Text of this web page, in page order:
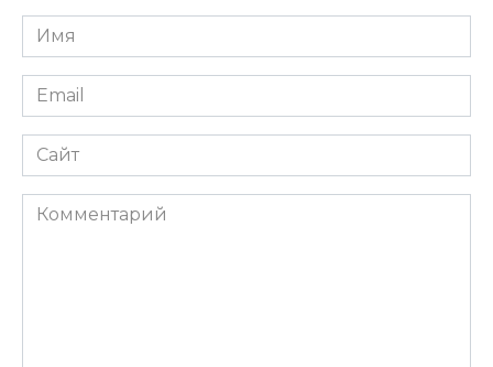
Имя
*
Email
*
Сайт
Комментарий